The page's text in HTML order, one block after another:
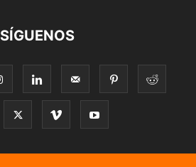
SÍGUENOS